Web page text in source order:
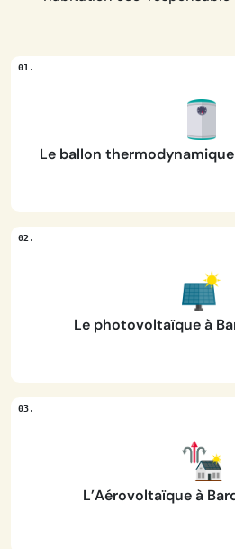
Le ballon
Le photovoltaïque à
L’Aérovoltaïque à